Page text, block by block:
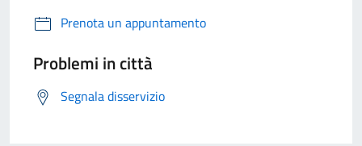
Prenota un appuntamento
Problemi in città
Segnala disservizio